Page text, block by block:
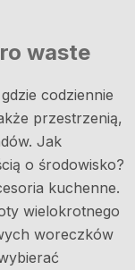
waste
codziennie
przestrzenią,
Jak
o środowisko?
kuchenne.
wielokrotnego
woreczków